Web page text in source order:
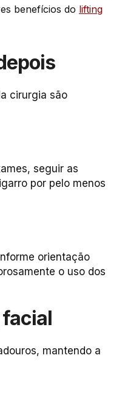
benefícios do lifting
cirurgia são
seguir as
por pelo menos
orientação
o uso dos
mantendo a